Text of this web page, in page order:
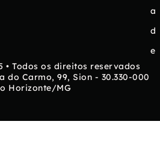
a
d
e
• Todos os direitos reservados
do Carmo, 99, Sion - 30.330-000
Horizonte/MG